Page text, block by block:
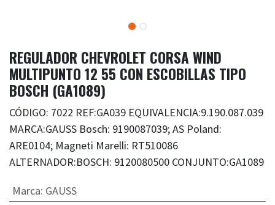
REGULADOR CHEVROLET CORSA WIND
MULTIPUNTO 12 55 CON ESCOBILLAS TIPO
BOSCH (GA1089)
CÓDIGO: 7022 REF:GA039 EQUIVALENCIA:9.190.087.039
MARCA:GAUSS Bosch: 9190087039; AS Poland:
ARE0104; Magneti Marelli: RT510086
ALTERNADOR:BOSCH: 9120080500 CONJUNTO:GA1089
Marca: GAUSS